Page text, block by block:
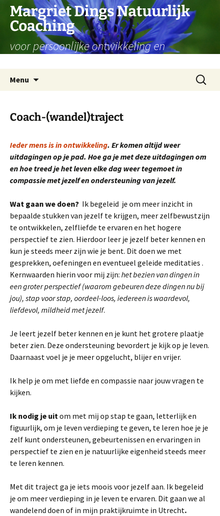
naarMargriet Dings Natuurlijk
Coaching
voor persoonlijke ontwikkeling en
Menu
Zoeken
naar:
Coach-(wandel)traject
Ieder mens is in ontwikkeling. Er komen altijd weer
uitdagingen op je pad. Hoe ga je met deze uitdagingen om
en hoe treed je het leven elke dag weer tegemoet in
compassie met jezelf en ondersteuning van jezelf.
Wat gaan we doen? Ik begeleid je om meer inzicht in
bepaalde stukken van jezelf te krijgen, meer zelfbewustzijn
te ontwikkelen, zelfliefde te ervaren en het hogere
perspectief te zien. Hierdoor leer je jezelf beter kennen en
kun je steeds meer zijn wie je bent. Dit doen we met
gesprekken, oefeningen en eventueel geleide meditaties .
Kernwaarden hierin voor mij zijn: het bezien van dingen in
een groter perspectief (waarom gebeuren deze dingen nu bij
jou), stap voor stap, oordeel-loos, iedereen is waardevol,
liefdevol, mildheid met jezelf.
Je leert jezelf beter kennen en je kunt het grotere plaatje
beter zien. Deze ondersteuning bevordert je kijk op je leven.
Daarnaast voel je je meer opgelucht, blijer en vrijer.
Ik help je om met liefde en compassie naar jouw vragen te
kijken.
Ik nodig je uitom met mij op stap te gaan, letterlijk en
figuurlijk, om je leven verdieping te geven, te leren hoe je je
zelf kunt ondersteunen, gebeurtenissen en ervaringen in
perspectief te zien en je natuurlijke eigenheid steeds meer
te leren kennen.
Met dit traject ga je iets moois voor jezelf aan. Ik begeleid
je om meer verdieping in je leven te ervaren. Dit gaan we al
wandelend doen of in mijn praktijkruimte in Utrecht.